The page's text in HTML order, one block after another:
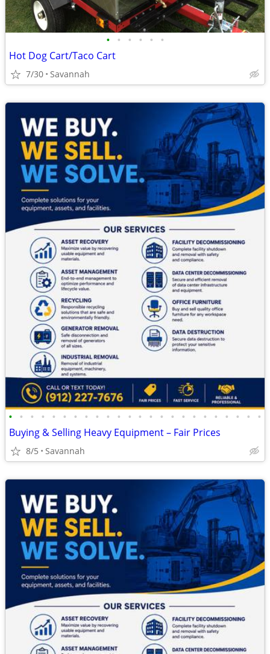
• • • • • •
Hot Dog Cart/Taco Cart
7/30 Savannah
• • • • • • • • • • • • • • • • • • • • • • • •
Buying & Selling Heavy Equipment – Fair Prices
8/5 Savannah